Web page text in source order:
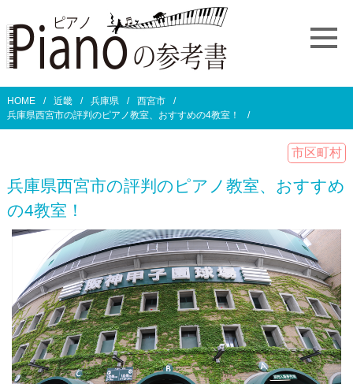
HOME 近畿 兵庫県
西宮市
兵庫県西宮市の評判のピアノ教室、おすすめの4教室！
市区町村
兵庫県西宮市の評判のピアノ教室、おすすめ
の4教室！